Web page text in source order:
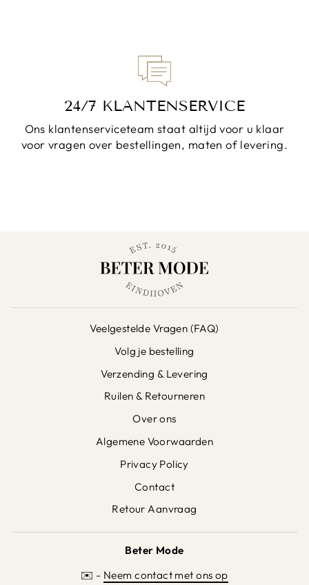
24/7 KLANTENSERVICE
Ons klantenserviceteam staat altijd voor u klaar
voor vragen over bestellingen, maten of levering.
Veelgestelde Vragen (FAQ)
Volg je bestelling
Verzending & Levering
Ruilen & Retourneren
Over ons
Algemene Voorwaarden
Privacy Policy
Contact
Retour Aanvraag
Beter Mode
✉️ - Neem contact met ons op